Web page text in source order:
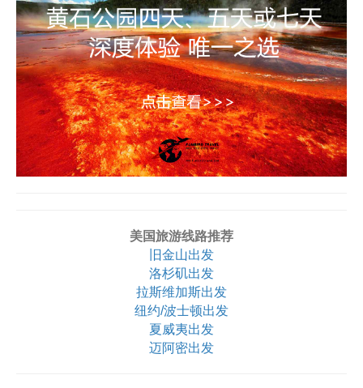
美国旅游线路推荐
旧金山出发
洛杉矶出发
拉斯维加斯出发
纽约/波士顿出发
夏威夷出发
迈阿密出发